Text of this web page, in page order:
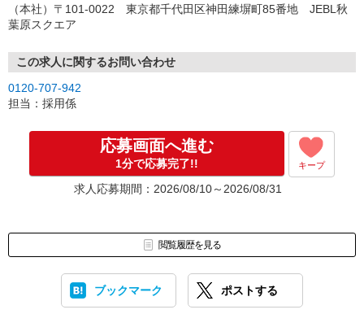
【来場登録（目安1時間30分）】
▼Step2 全国にあるお仕事の中から、あなたにピッタリのお仕事を
ご案内
▼Step3 就業前に職場見学で気になる事はしっかりチェック！
応募⇒最短で2日後からの勤務も可能です！
（本社）〒101-0022 東京都千代田区神田練塀町85番地 JEBL秋
葉原スクエア
この求人に関するお問い合わせ
0120-707-942
担当：採用係
応募画面へ進む
1分で応募完了!! キープ
求人応募期間：2026/08/10～2026/08/31
閲覧履歴を見る
ブックマーク ポストする